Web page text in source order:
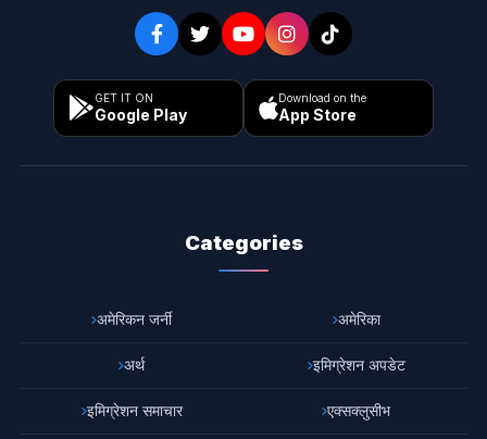
GET IT ON
Google Play
Download on the
App Store
Categories
अमेरिकन जर्नी अमेरिका
अर्थ इमिग्रेशन अपडेट
इमिग्रेशन समाचार एक्सक्लुसीभ